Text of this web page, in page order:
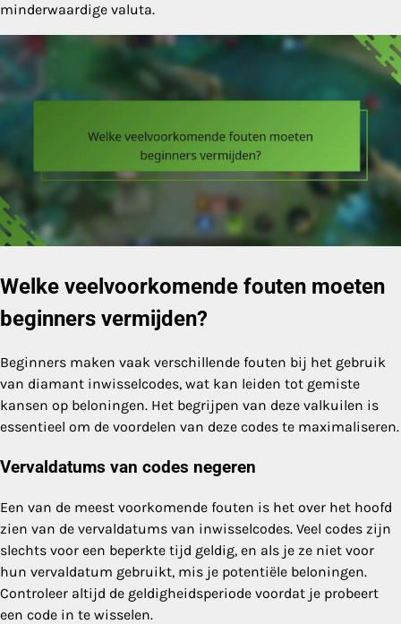
minderwaardige valuta.
Welke veelvoorkomende fouten moeten
beginners vermijden?
Beginners maken vaak verschillende fouten bij het gebruik
van diamant inwisselcodes, wat kan leiden tot gemiste
kansen op beloningen. Het begrijpen van deze valkuilen is
essentieel om de voordelen van deze codes te maximaliseren.
Vervaldatums van codes negeren
Een van de meest voorkomende fouten is het over het hoofd
zien van de vervaldatums van inwisselcodes. Veel codes zijn
slechts voor een beperkte tijd geldig, en als je ze niet voor
hun vervaldatum gebruikt, mis je potentiële beloningen.
Controleer altijd de geldigheidsperiode voordat je probeert
een code in te wisselen.